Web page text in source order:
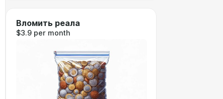
Вломить реала
$3.9 per month